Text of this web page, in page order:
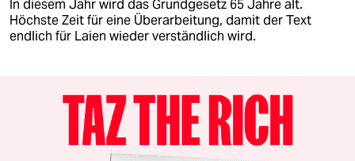
In diesem Jahr wird das Grundgesetz 65 Jahre alt.
Höchste Zeit für eine Überarbeitung, damit der Text
endlich für Laien wieder verständlich wird.